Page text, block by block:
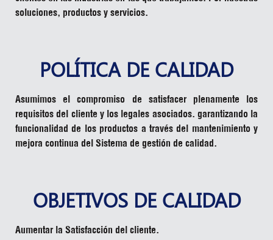
soluciones, productos y servicios.
POLÍTICA DE CALIDAD
Asumimos el compromiso de satisfacer plenamente los
requisitos del cliente y los legales asociados. garantizando la
funcionalidad de los productos a través del mantenimiento y
mejora continua del Sistema de gestión de calidad.
OBJETIVOS DE CALIDAD
Aumentar la Satisfacción del cliente.